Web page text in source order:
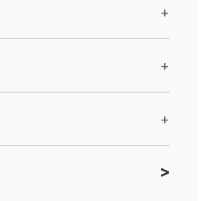
+
+
+
+
>